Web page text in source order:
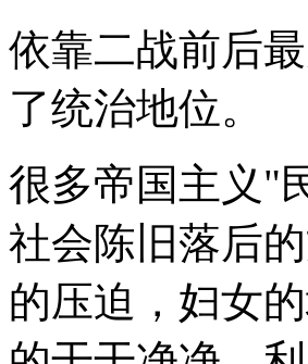
依靠二战前后
了统治地位。
很多帝国主义"
社会陈旧落后
的压迫，妇女